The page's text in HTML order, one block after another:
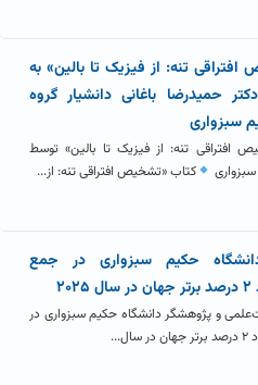
تنه: از فیزیک تا بالین» به
حمیدرضا باغانی دانشیار گروه
سبزواری
افتراقی تنه: از فیزیک تا بالین» توسط
کتاب «تشخیص افتراقی تنه: از...
حکیم سبزواری در جمع
و پژوهشگر دانشگاه حکیم سبزواری در